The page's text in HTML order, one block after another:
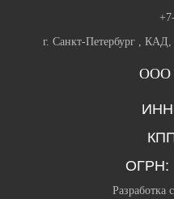
г. Санкт-Петербург , КАД,
ООО
ОГРН:
Разработка